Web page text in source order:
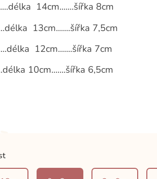
14cm.......šířka 8cm
13cm.......šířka 7,5cm
12cm.......šířka 7cm
10cm.......šířka 6,5cm